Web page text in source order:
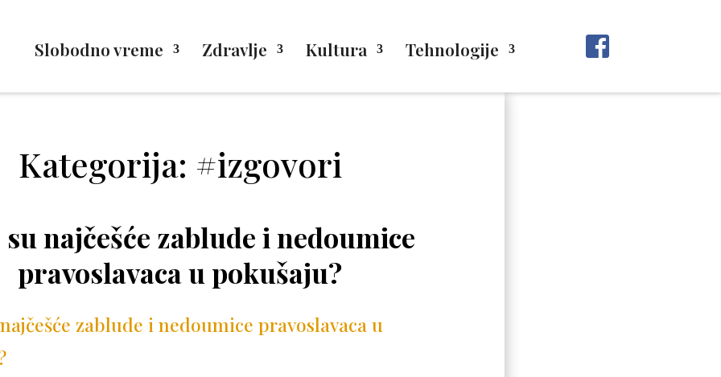
Slobodno vreme Zdravlje Kultura Tehnologije
Kategorija: #izgovori
najčešće zablude i nedoumice
pravoslavaca u pokušaju?